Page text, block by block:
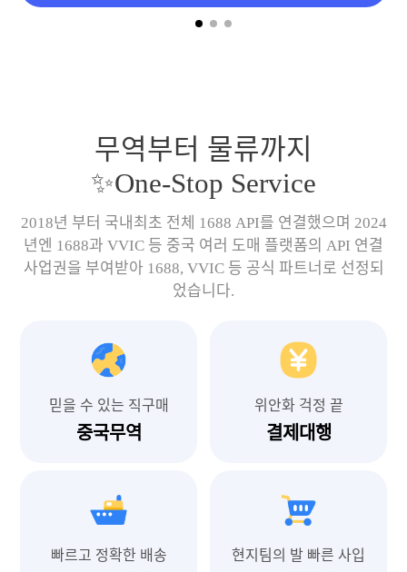
무역부터 물류까지
✨One-Stop Service
2018년 부터 국내최초 전체 1688 API를 연결했으며 2024
년엔 1688과 VVIC 등 중국 여러 도매 플랫폼의 API 연결
사업권을 부여받아 1688, VVIC 등 공식 파트너로 선정되
었습니다.
믿을 수 있는 직구매
중국무역
위안화 걱정 끝
결제대행
빠르고 정확한 배송 현지팀의 발 빠른 사입